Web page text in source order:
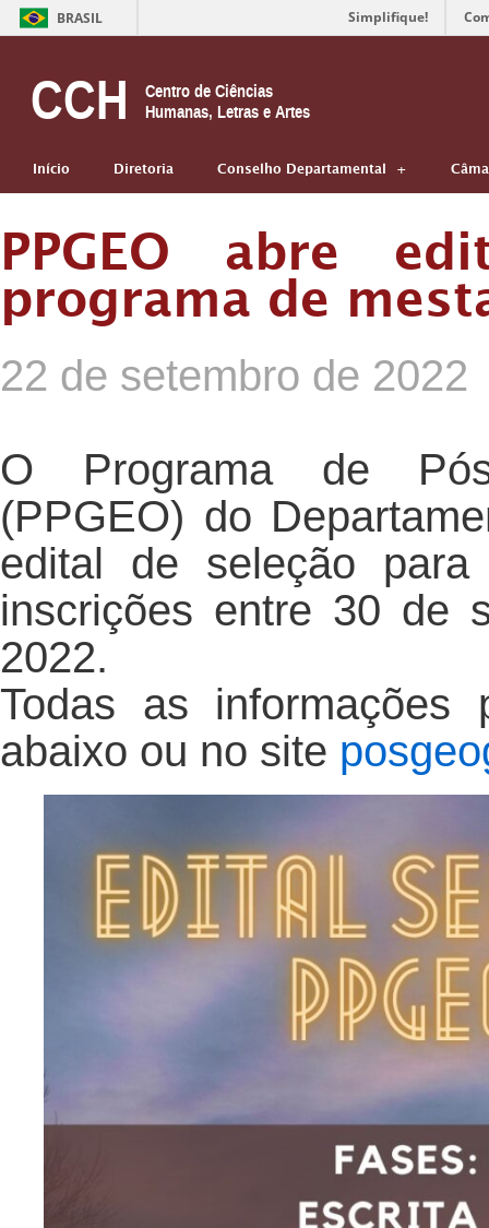
BRASIL Simplifique!
CCH
Centro de Ciências
Humanas, Letras e Artes
Início Diretoria Conselho Departamental
PPGEO abre
programa de
22 de setembro de 2022
O Programa de
(PPGEO) do
edital de seleção
inscrições entre 30 de
2022.
Todas as
abaixo ou no site